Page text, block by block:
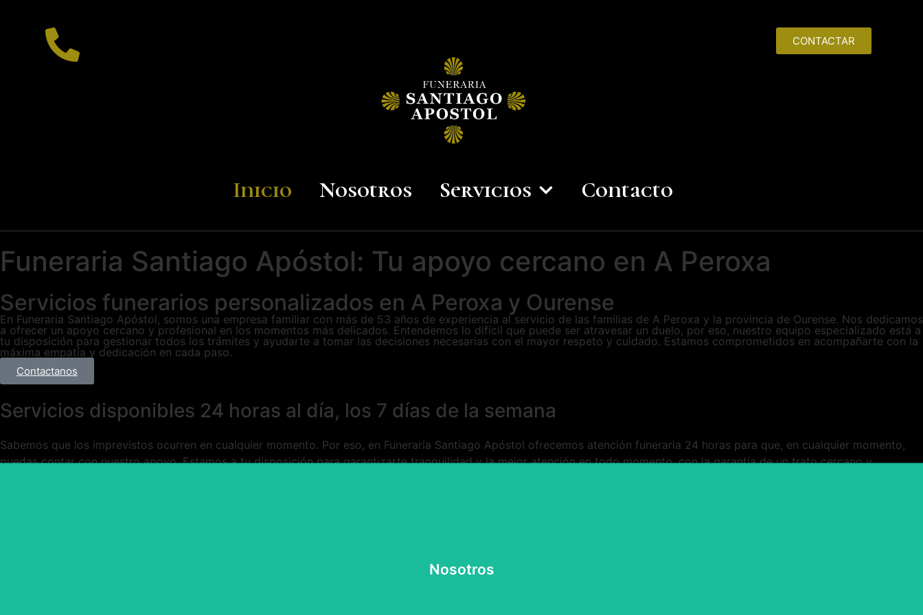
Inicio Nosotros Servicios Contacto
CONTACTAR
Funeraria Santiago Apóstol: Tu apoyo cercano en A Peroxa
Servicios funerarios personalizados en A Peroxa y Ourense
En Funeraria Santiago Apóstol, somos una empresa familiar con más de 53 años de experiencia al servicio de las familias de A Peroxa y la provincia de Ourense. Nos dedicamos
a ofrecer un apoyo cercano y profesional en los momentos más delicados. Entendemos lo difícil que puede ser atravesar un duelo, por eso, nuestro equipo especializado está a
tu disposición para gestionar todos los trámites y ayudarte a tomar las decisiones necesarias con el mayor respeto y cuidado. Estamos comprometidos en acompañarte con la
máxima empatía y dedicación en cada paso.
Contactanos
Servicios disponibles 24 horas al día, los 7 días de la semana
Sabemos que los imprevistos ocurren en cualquier momento. Por eso, en Funeraria Santiago Apóstol ofrecemos atención funeraria 24 horas para que, en cualquier momento,
puedas contar con nuestro apoyo. Estamos a tu disposición para garantizarte tranquilidad y la mejor atención en todo momento, con la garantía de un trato cercano y
Nosotros